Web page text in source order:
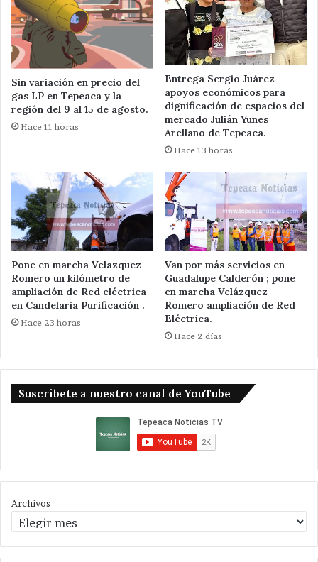
Sin variación en precio del
gas LP en Tepeaca y la
región del 9 al 15 de agosto.
Hace 11 horas
Entrega Sergio Juárez
apoyos económicos para
dignificación de espacios del
mercado Julián Yunes
Arellano de Tepeaca.
Hace 13 horas
Pone en marcha Velazquez
Romero un kilómetro de
ampliación de Red eléctrica
en Candelaria Purificación .
Hace 23 horas
Van por más servicios en
Guadalupe Calderón ; pone
en marcha Velázquez
Romero ampliación de Red
Eléctrica.
Hace 2 días
Suscribete a nuestro canal de YouTube
Archivos